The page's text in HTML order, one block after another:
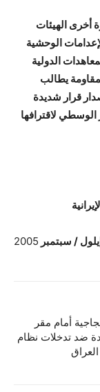
أخرى الهيئات
الوحشية
الدولية
يطالب
قرار شديدة
الوسطي لاقترافها
/ سبتمبر 2005
أمام مقر
ضد تدخلات نظام